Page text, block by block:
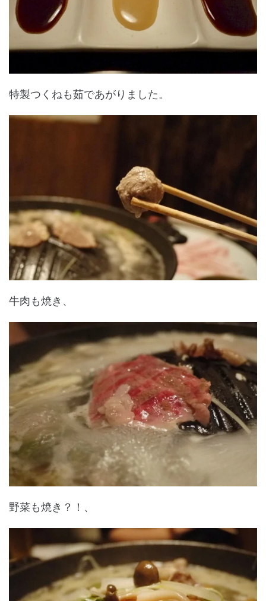
特製つくねも茹であがりました。
牛肉も焼き、
野菜も焼き？！、